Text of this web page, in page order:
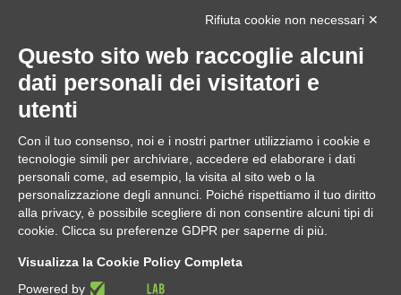
Download
Application Manager
Brochure
ASSISTENZA REMOTA
da utilizzare solo su richiesta di un operatore Edilclima
Rifiuta cookie non necessari ✕
Questo sito web raccoglie alcuni
dati personali dei visitatori e
utenti
Con il tuo consenso, noi e i nostri partner utilizziamo i cookie e
tecnologie simili per archiviare, accedere ed elaborare i dati
personali come, ad esempio, la visita al sito web o la
personalizzazione degli annunci. Poiché rispettiamo il tuo diritto
alla privacy, è possibile scegliere di non consentire alcuni tipi di
cookie. Clicca su preferenze GDPR per saperne di più.
Visualizza la Cookie Policy Completa
Powered by